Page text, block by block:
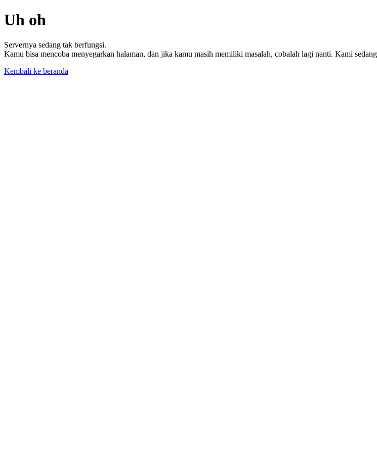
Uh oh
Servernya sedang tak berfungsi.
Kamu bisa mencoba menyegarkan halaman, dan jika kamu masih memiliki masalah, cobalah lagi nanti. Kami
Kembali ke beranda